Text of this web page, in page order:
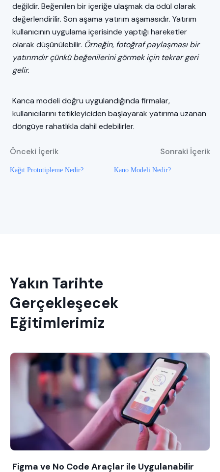
değildir. Beğenilen bir içeriğe ulaşmak da ödül olarak
değerlendirilir. Son aşama yatırım aşamasıdır. Yatırım
kullanıcının uygulama içerisinde yaptığı hareketler
olarak düşünülebilir. Örneğin, fotoğraf paylaşması bir
yatırımdır çünkü beğenilerini görmek için tekrar geri
gelir.
Kanca modeli doğru uygulandığında firmalar,
kullanıcılarını tetikleyiciden başlayarak yatırıma uzanan
döngüye rahatlıkla dahil edebilirler.
Sonraki İçerik
Önceki İçerik
Kağıt Prototipleme Nedir? Kano Modeli Nedir?
Yakın Tarihte
Gerçekleşecek
Eğitimlerimiz
Figma ve No Code Araçlar ile Uygulanabilir